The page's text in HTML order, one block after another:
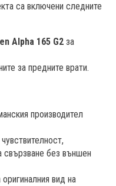
са включени следните
Alpha 165 G2 за
за предните врати.
производител
свързване без външен
вид на